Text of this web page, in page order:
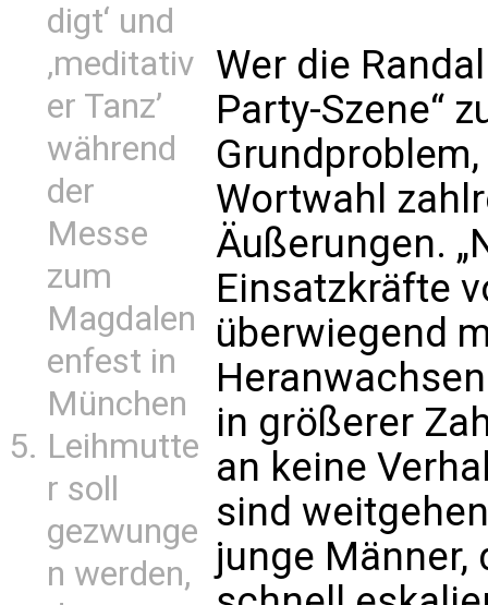
digt‘ und
‚meditativ
er Tanz’
während
der
Messe
zum
Magdalen
enfest in
München
Leihmutte
r soll
gezwunge
n werden,
Wer die
Party-Szene“
Wortwahl
Äußerungen.
Einsatzkräfte
überwiegend
in größerer
an keine
sind
junge Männer,